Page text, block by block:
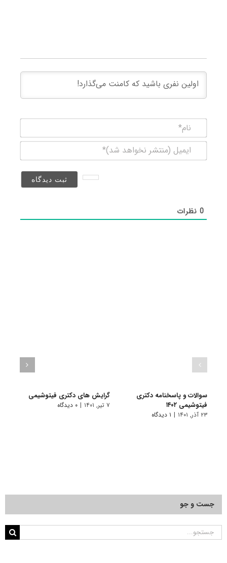
(منتشر
0نظرات
سوالات و پاسخنامه دکتری
فیتوشیمی ۱۴۰۲
۲۳ آذر, ۱۴۰۱ | ۱ دیدگاه
گرایش های دکتری ﻓﻴﺘﻮشیمی
۷ تیر, ۱۴۰۱ | ۰ دیدگاه
جست و جو
جستجو